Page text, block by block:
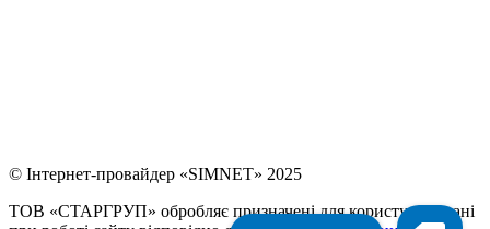
© Інтернет-провайдер «SIMNET» 2025
ТОВ «СТАРГРУП» обробляє призначені для користувача дані